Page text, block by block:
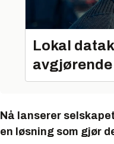
Lokal
Nå lanserer
en løsning som gjør